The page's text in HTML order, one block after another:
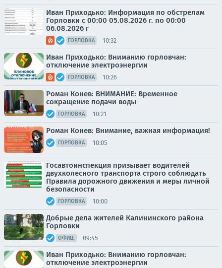
Иван Приходько: Информация по обстрелам
Горловки с 00:00 05.08.2026 г. по 00:00
06.08.2026 г
ГОРЛОВКА 10:32
Иван Приходько: Вниманию горловчан:
отключение электроэнергии
ГОРЛОВКА 10:26
Роман Конев: ВНИМАНИЕ: Временное
сокращение подачи воды
ГОРЛОВКА 10:21
Роман Конев: Внимание, важная информация!
ГОРЛОВКА 10:05
Госавтоинспекция призывает водителей
двухколесного транспорта строго соблюдать
Правила дорожного движения и меры личной
безопасности
ГОРЛОВКА 10:00
Добрые дела жителей Калининского района
Горловки
ОФИЦ. 09:45
Иван Приходько: Вниманию горловчан:
отключение электроэнергии